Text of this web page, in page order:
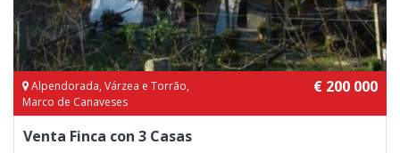
Alpendorada, Várzea e Torrão,
Marco de Canaveses
€ 200 000
Venta Finca con 3 Casas